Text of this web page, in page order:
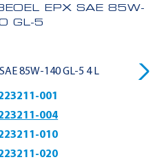
EPX SAE 85W-
GL-5
001
004
010
020